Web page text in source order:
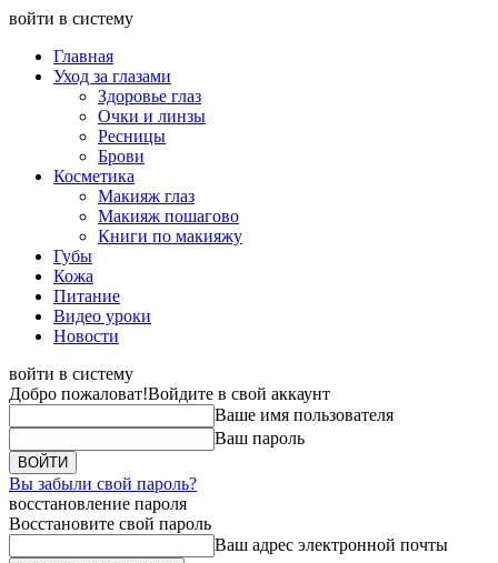
войти в систему
Главная
Уход за глазами
Здоровье глаз
Очки и линзы
Ресницы
Брови
Косметика
Макияж глаз
Макияж пошагово
Книги по макияжу
Губы
Кожа
Питание
Видео уроки
Новости
войти в систему
Добро пожаловат!Войдите в свой аккаунт
Ваше имя пользователя
Ваш пароль
Вы забыли свой пароль?
восстановление пароля
Восстановите свой пароль
Ваш адрес электронной почты